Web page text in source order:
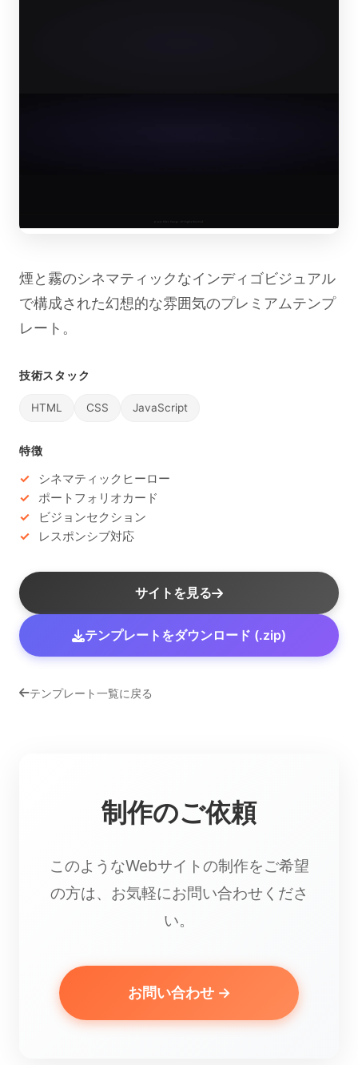
煙と霧のシネマティックなインディゴビジュアル
で構成された幻想的な雰囲気のプレミアムテンプ
レート。
技術スタック
HTML CSS JavaScript
特徴
シネマティックヒーロー
ポートフォリオカード
ビジョンセクション
レスポンシブ対応
サイトを見る
テンプレートをダウンロード (.zip)
テンプレート一覧に戻る
制作のご依頼
このようなWebサイトの制作をご希望
の方は、お気軽にお問い合わせくださ
い。
お問い合わせ →